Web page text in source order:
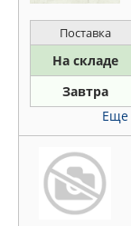
QUATTRO FRENI
RENAULT
ROSTECO
RUEI
SACHS
SASIC
SAT
Поставка
На складе
Завтра
Еще